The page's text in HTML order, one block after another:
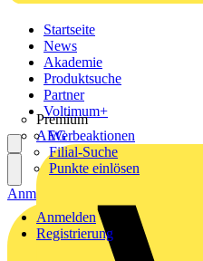
Startseite
News
Akademie
Produktsuche
Partner
Premium
AEG
Voltimum+
Werbeaktionen
Filial-Suche
Punkte einlösen
Anmelden
Registrierung
Anmelden